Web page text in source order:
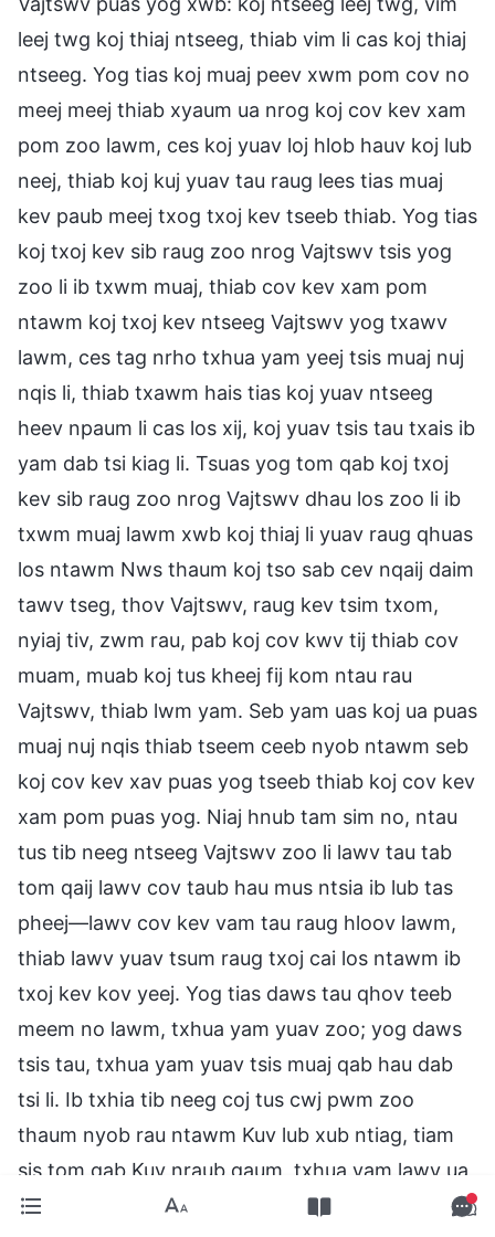
leej twg koj thiaj ntseeg, thiab vim li cas koj thiaj
ntseeg. Yog tias koj muaj peev xwm pom cov no
meej meej thiab xyaum ua nrog koj cov kev xam
pom zoo lawm, ces koj yuav loj hlob hauv koj lub
neej, thiab koj kuj yuav tau raug lees tias muaj
kev paub meej txog txoj kev tseeb thiab. Yog tias
koj txoj kev sib raug zoo nrog Vajtswv tsis yog
zoo li ib txwm muaj, thiab cov kev xam pom
ntawm koj txoj kev ntseeg Vajtswv yog txawv
lawm, ces tag nrho txhua yam yeej tsis muaj nuj
nqis li, thiab txawm hais tias koj yuav ntseeg
heev npaum li cas los xij, koj yuav tsis tau txais ib
yam dab tsi kiag li. Tsuas yog tom qab koj txoj
kev sib raug zoo nrog Vajtswv dhau los zoo li ib
txwm muaj lawm xwb koj thiaj li yuav raug qhuas
los ntawm Nws thaum koj tso sab cev nqaij daim
tawv tseg, thov Vajtswv, raug kev tsim txom,
nyiaj tiv, zwm rau, pab koj cov kwv tij thiab cov
muam, muab koj tus kheej fij kom ntau rau
Vajtswv, thiab lwm yam. Seb yam uas koj ua puas
muaj nuj nqis thiab tseem ceeb nyob ntawm seb
koj cov kev xav puas yog tseeb thiab koj cov kev
xam pom puas yog. Niaj hnub tam sim no, ntau
tus tib neeg ntseeg Vajtswv zoo li lawv tau tab
tom qaij lawv cov taub hau mus ntsia ib lub tas
pheej—lawv cov kev vam tau raug hloov lawm,
thiab lawv yuav tsum raug txoj cai los ntawm ib
txoj kev kov yeej. Yog tias daws tau qhov teeb
meem no lawm, txhua yam yuav zoo; yog daws
tsis tau, txhua yam yuav tsis muaj qab hau dab
tsi li. Ib txhia tib neeg coj tus cwj pwm zoo
thaum nyob rau ntawm Kuv lub xub ntiag, tiam
sis tom qab Kuv nraub qaum, txhua yam lawv ua
yog tawm tsam Kuv. Qhov no yog ib txoj kev